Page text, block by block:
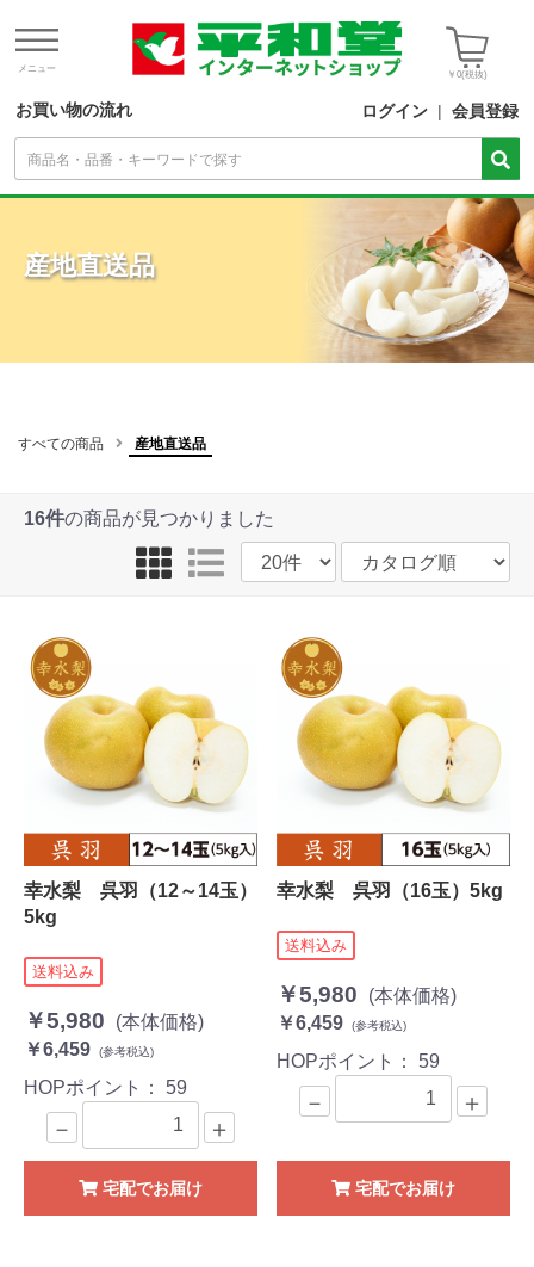
メニュー
￥0(税抜)
お買い物の流れ ログイン | 会員登録
産地直送品
すべての商品 産地直送品
16件の商品が見つかりました
幸水梨 呉羽（12～14玉）
5kg
送料込み
￥5,980
(本体価格)
￥6,459
(参考税込)
HOPポイント： 59
－ ＋
宅配でお届け
幸水梨 呉羽（16玉）5kg
送料込み
￥5,980
(本体価格)
￥6,459
(参考税込)
HOPポイント： 59
－ ＋
宅配でお届け